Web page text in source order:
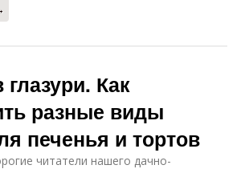
Как
разные виды
печенья и тортов
читатели нашего дачно-